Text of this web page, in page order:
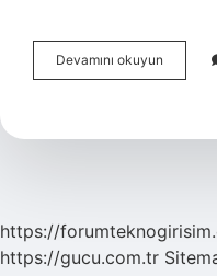
Devamını okuyun
Mısır
Olur
https://
https://gucu.com.tr